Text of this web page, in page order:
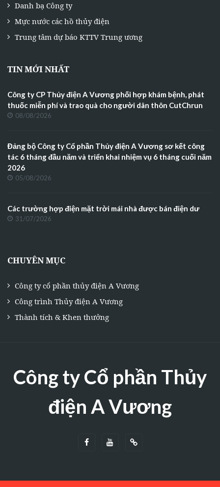
Danh bạ Công ty
Mực nước các hồ thủy điện
Trung tâm dự báo KTTV Trung ương
TIN MỚI NHẤT
Công ty CP Thủy điện A Vương phối hợp khám bệnh, phát
thuốc miễn phí và trao quà cho người dân thôn CutChrun
08/08/2026
Đảng bộ Công ty Cổ phần Thủy điện A Vương sơ kết công
tác 6 tháng đầu năm và triển khai nhiệm vụ 6 tháng cuối năm
2026
05/08/2026
Các trường hợp điện mặt trời mái nhà được bán điện dư
31/07/2026
CHUYÊN MỤC
Công ty cổ phần thủy điện A Vương
Công trình Thủy điện A Vương
Thành tích & Khen thưởng
Công ty Cổ phần Thủy
điện A Vương